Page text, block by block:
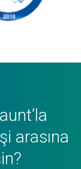
arasına